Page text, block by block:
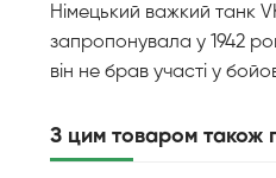
Німецький важкий танк
запропонувала у 1942
він не брав участі у
З цим товаром також